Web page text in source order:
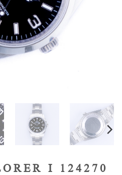
I 124270